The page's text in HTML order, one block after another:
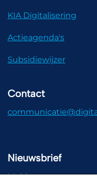
KIA Digitalisering
Actieagenda's
Subsidiewijzer
Contact
Nieuwsbrief
Meld u aan voor onze